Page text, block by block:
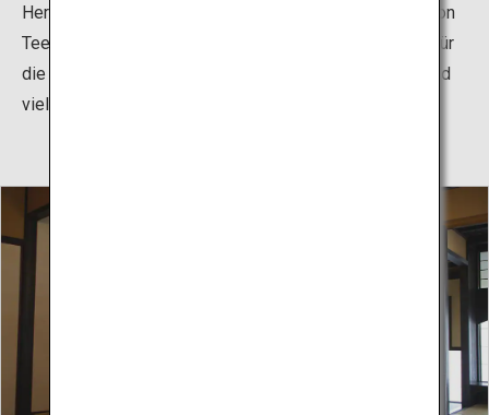
Herstellung von Tee, den Anbau und die Verarbeitung von
Tee, die landwirtschaftliche Praxis in den Grasländern für
die Chagusaba-Methode, die Eigenschaften von Tee und
vieles mehr erfahren.